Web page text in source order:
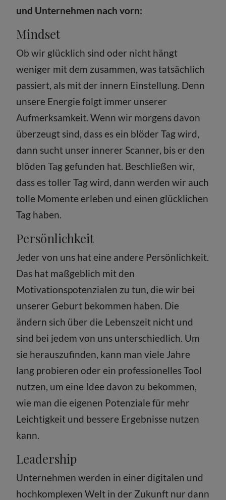
und Unternehmen nach vorn:
Mindset
Ob wir glücklich sind oder nicht hängt
weniger mit dem zusammen, was tatsächlich
passiert, als mit der innern Einstellung. Denn
unsere Energie folgt immer unserer
Aufmerksamkeit. Wenn wir morgens davon
überzeugt sind, dass es ein blöder Tag wird,
dann sucht unser innerer Scanner, bis er den
blöden Tag gefunden hat. Beschließen wir,
dass es toller Tag wird, dann werden wir auch
tolle Momente erleben und einen glücklichen
Tag haben.
Persönlichkeit
Jeder von uns hat eine andere Persönlichkeit.
Das hat maßgeblich mit den
Motivationspoten­zialen zu tun, die wir bei
unserer Geburt bekommen haben. Die
ändern sich über die Lebenszeit nicht und
sind bei jedem von uns unterschiedlich. Um
sie herauszufinden, kann man viele Jahre
lang probieren oder ein professionelles Tool
nutzen, um eine Idee davon zu bekommen,
wie man die eigenen Potenziale für mehr
Leichtigkeit und bessere Ergebnisse nutzen
kann.
Leadership
Unternehmen werden in einer digitalen und
hochkomplexen Welt in der Zukunft nur dann